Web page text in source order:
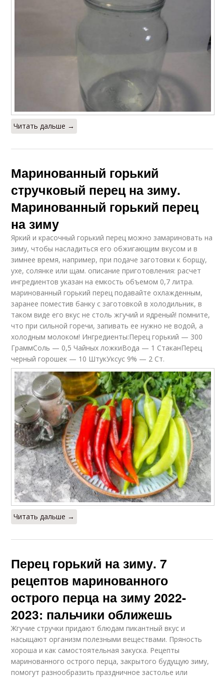
Читать дальше →
Маринованный горький
стручковый перец на зиму.
Маринованный горький перец
на зиму
Яркий и красочный горький перец можно замариновать на
зиму, чтобы насладиться его обжигающим вкусом и в
зимнее время, например, при подаче заготовки к борщу,
ухе, солянке или щам. описание приготовления: расчет
ингредиентов указан на емкость объемом 0,7 литра.
маринованный горький перец подавайте охлажденным,
заранее поместив банку с заготовкой в холодильник, в
таком виде его вкус не столь жгучий и ядреный! помните,
что при сильной горечи, запивать ее нужно не водой, а
холодным молоком! Ингредиенты:Перец горький — 300
ГраммСоль — 0,5 Чайных ложкиВода — 1 СтаканПерец
черный горошек — 10 ШтукУксус 9% — 2 Ст.
Читать дальше →
Перец горький на зиму. 7
рецептов маринованного
острого перца на зиму 2022-
2023: пальчики оближешь
Жгучие стручки придают блюдам пикантный вкус и
насыщают организм полезными веществами. Пряность
хороша и как самостоятельная закуска. Рецепты
маринованного острого перца, закрытого будущую зиму,
помогут разнообразить праздничное застолье или